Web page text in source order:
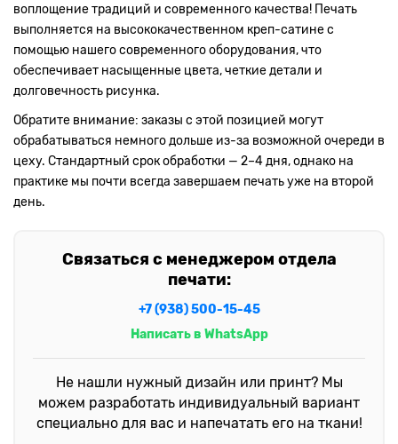
воплощение традиций и современного качества! Печать
выполняется на высококачественном креп-сатине с
помощью нашего современного оборудования, что
обеспечивает насыщенные цвета, четкие детали и
долговечность рисунка.
Обратите внимание: заказы с этой позицией могут
обрабатываться немного дольше из-за возможной очереди в
цеху. Стандартный срок обработки — 2–4 дня, однако на
практике мы почти всегда завершаем печать уже на второй
день.
Связаться с менеджером отдела
печати:
+7 (938) 500-15-45
Написать в WhatsApp
Не нашли нужный дизайн или принт? Мы
можем разработать индивидуальный вариант
специально для вас и напечатать его на ткани!